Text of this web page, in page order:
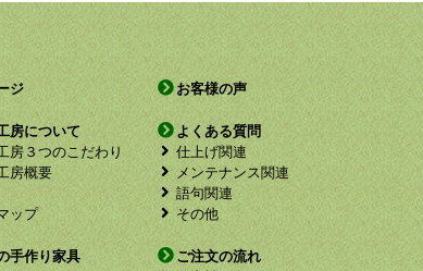
ジ
房について
房３つのこだわり
房概要
ップ
手作り家具
お客様の声
よくある質問
仕上げ関連
メンテナンス関連
語句関連
その他
ご注文の流れ